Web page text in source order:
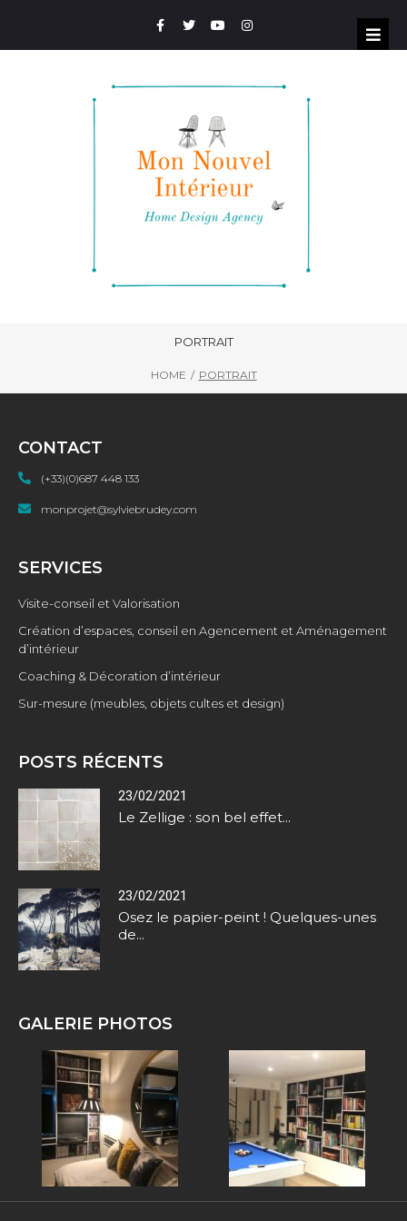
PORTRAIT
HOME / PORTRAIT
CONTACT
(+33)(0)687 448 133
monprojet@sylviebrudey.com
SERVICES
Visite-conseil et Valorisation
Création d’espaces, conseil en Agencement et Aménagement
d’intérieur
Coaching & Décoration d’intérieur
Sur-mesure (meubles, objets cultes et design)
POSTS RÉCENTS
23/02/2021
Le Zellige : son bel effet...
23/02/2021
Osez le papier-peint ! Quelques-unes
de...
GALERIE PHOTOS